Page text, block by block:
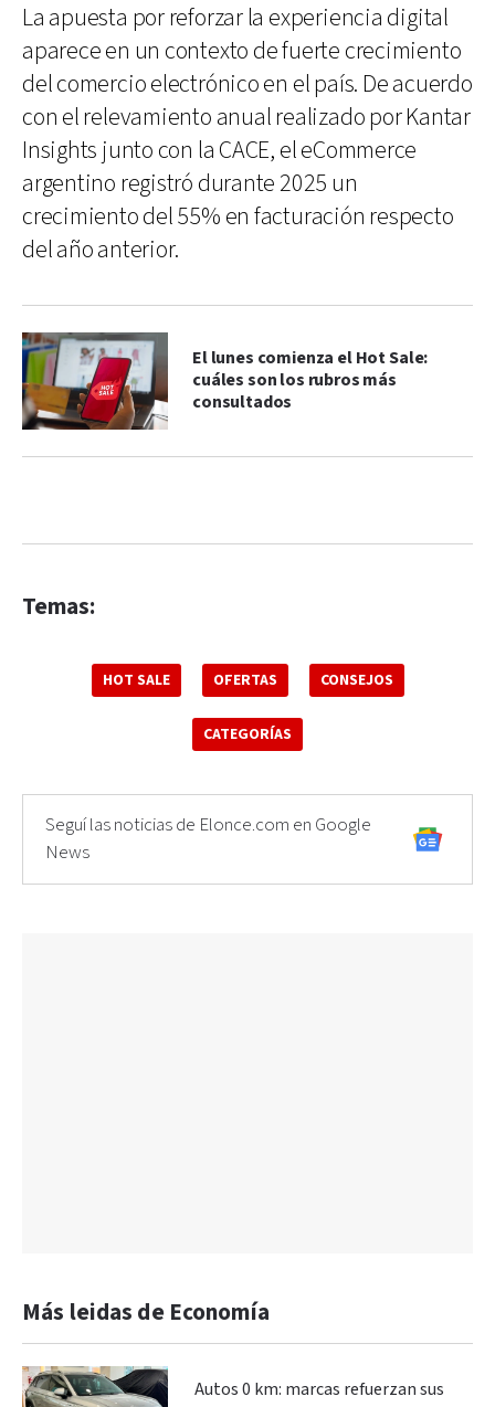
La apuesta por reforzar la experiencia digital
aparece en un contexto de fuerte crecimiento
del comercio electrónico en el país. De acuerdo
con el relevamiento anual realizado por Kantar
Insights junto con la CACE, el eCommerce
argentino registró durante 2025 un
crecimiento del 55% en facturación respecto
del año anterior.
El lunes comienza el Hot Sale:
cuáles son los rubros más
consultados
Temas:
HOT SALE OFERTAS CONSEJOS
CATEGORÍAS
Seguí las noticias de Elonce.com en Google
News
Más leidas de Economía
Autos 0 km: marcas refuerzan sus